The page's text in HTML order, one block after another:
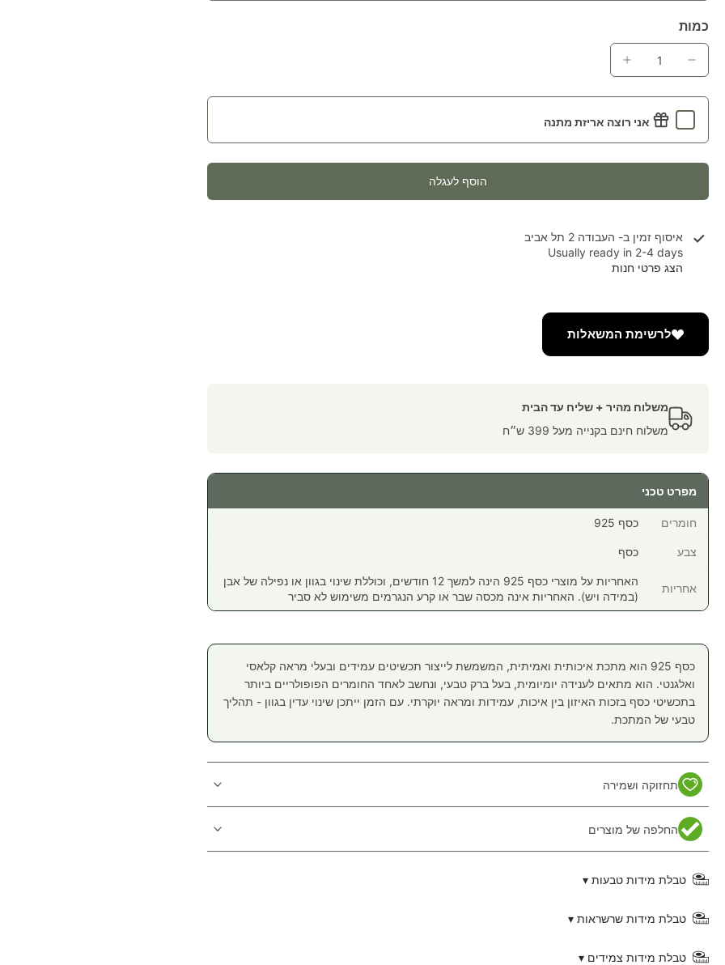
כמות
אני רוצה אריזת מתנה
הוסף לעגלה
איסוף זמין ב- העבודה 2 תל אביב
Usually ready in 2-4 days
הצג פרטי חנות
לרשימת המשאלות
משלוח מהיר + שליח עד הבית
משלוח חינם בקנייה מעל 399 ש״ח
מפרט טכני
חומרים כסף 925
צבע כסף
אחריות
האחריות על מוצרי כסף 925 הינה למשך 12 חודשים, וכוללת שינוי בגוון או נפילה של אבן
(במידה ויש). האחריות אינה מכסה שבר או קרע הנגרמים משימוש לא סביר
כסף 925 הוא מתכת איכותית ואמיתית, המשמשת לייצור תכשיטים עמידים ובעלי מראה קלאסי
ואלגנטי. הוא מתאים לענידה יומיומית, בעל ברק טבעי, ונחשב לאחד החומרים הפופולריים ביותר
בתכשיטי כסף בזכות האיזון בין איכות, עמידות ומראה יוקרתי. עם הזמן ייתכן שינוי עדין בגוון - תהליך
טבעי של המתכת.
תחזוקה ושמירה
החלפה של מוצרים
טבלת מידות טבעות ▾
טבלת מידות שרשראות ▾
טבלת מידות צמידים ▾